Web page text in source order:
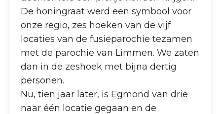
De honingraat werd een symbool voor
onze regio, zes hoeken van de vijf
locaties van de fusieparochie tezamen
met de parochie van Limmen. We zaten
dan in de zeshoek met bijna dertig
personen.
Nu, tien jaar later, is Egmond van drie
naar één locatie gegaan en de